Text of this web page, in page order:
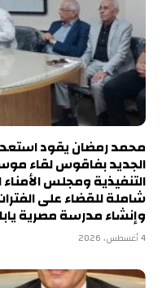
محمد رمضان يقود
الجديد بفاقوس لقاء
التنفيذية ومجلس
شاملة للقضاء على
وإنشاء مدرسة مصرية
4 أغسطس، 2026